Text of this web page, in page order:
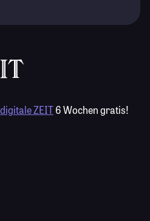
digitale ZEIT6 Wochen gratis!